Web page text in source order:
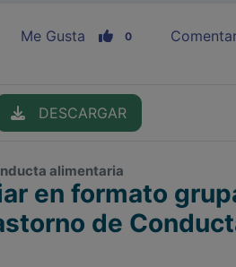
Me Gusta 0
DESCARGAR
alimentaria
en formato
de